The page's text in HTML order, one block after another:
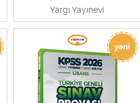
Yargı Yayınevi